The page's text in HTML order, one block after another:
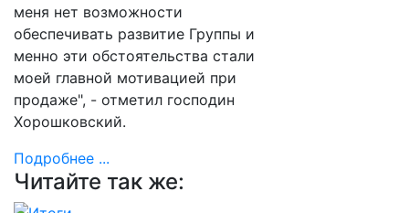
меня нет возможности
обеспечивать развитие Группы и
менно эти обстоятельства стали
моей главной мотивацией при
продаже", - отметил господин
Хорошковский.
Подробнее ...
Читайте так же: